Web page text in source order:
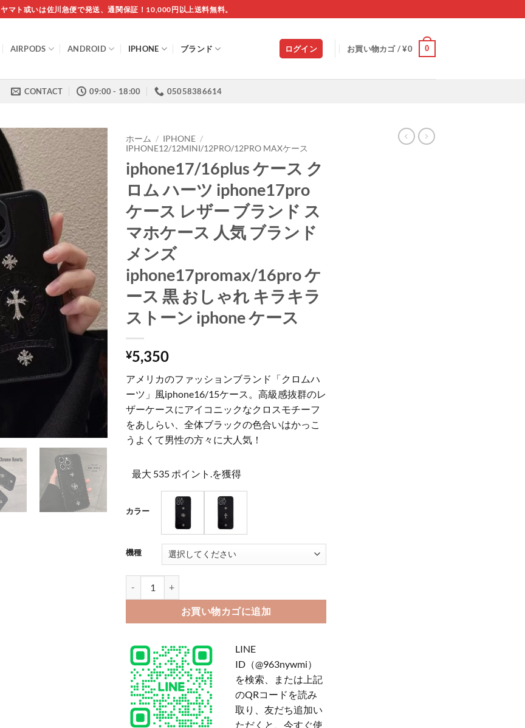
ヤマト或いは佐川急便で発送、通関保証！10,000円以上送料無料。
AIRPODS ANDROID IPHONE ブランド ログイン お買い物カゴ /¥0 0
CONTACT 09:00 - 18:00 05058386614
ホーム / IPHONE /
IPHONE12/12MINI/12PRO/12PRO MAXケース
iphone17/16plus ケース ク
ロム ハーツ iphone17pro
ケース レザー ブランド ス
マホケース 人気 ブランド
メンズ
iphone17promax/16pro ケ
ース 黒 おしゃれ キラキラ
ストーン iphone ケース
¥5,350
アメリカのファッションブランド「クロムハ
ーツ」風iphone16/15ケース。高級感抜群のレ
ザーケースにアイコニックなクロスモチーフ
をあしらい、全体ブラックの色合いはかっこ
うよくて男性の方々に大人気！
最大 535 ポイント.を獲得
カラー
機種
お買い物カゴに追加
LINE
ID（@963nywmi）
を検索、または上記
のQRコードを読み
取り、友だち追加い
ただくと、今すぐ使